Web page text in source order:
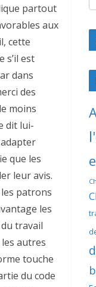
partout
aux
cette
s’il est
dans
des
moins
dit lui-
que les
leur avis.
patrons
les
travail
autres
touche
du code